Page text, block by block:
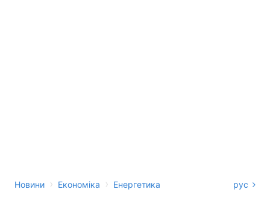
Новини › Економіка › Енергетика рус